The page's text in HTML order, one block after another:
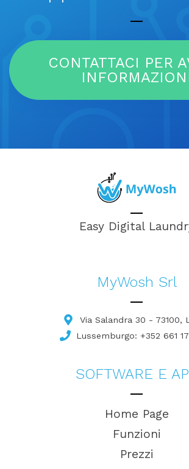
CONTATTACI PER
Easy Digital
MyWosh Srl
Via Salandra 30 - 73100,
Lussemburgo: +352 661
SOFTWARE E
Home Page
Funzioni
Prezzi